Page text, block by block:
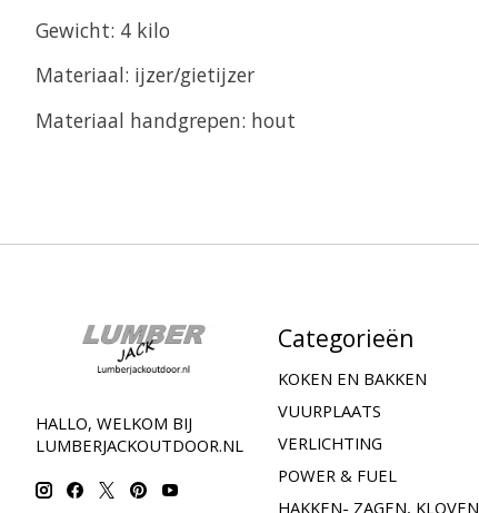
Gewicht: 4 kilo
Materiaal: ijzer/gietijzer
Materiaal handgrepen: hout
HALLO, WELKOM BIJ
LUMBERJACKOUTDOOR.NL
Categorieën
KOKEN EN BAKKEN
VUURPLAATS
VERLICHTING
POWER & FUEL
HAKKEN- ZAGEN, KLOVEN